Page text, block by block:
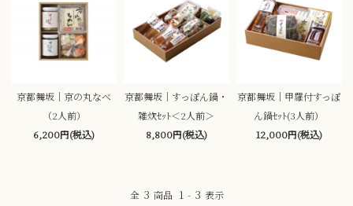
京都舞坂｜京の丸なべ
（2人前）
6,200円(税込)
京都舞坂｜すっぽん鍋・
雑炊ｾｯﾄ＜2人前＞
8,800円(税込)
京都舞坂｜甲羅付すっぽ
ん鍋ｾｯﾄ(3人前）
12,000円(税込)
全 3 商品 1 - 3 表示